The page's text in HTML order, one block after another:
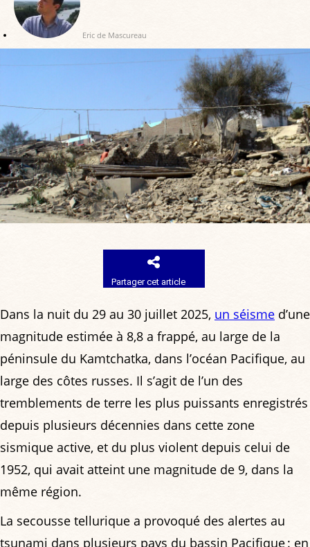
Eric de Mascureau
Partager cet article
Dans la nuit du 29 au 30 juillet 2025, un séisme d’une
magnitude estimée à 8,8 a frappé, au large de la
péninsule du Kamtchatka, dans l’océan Pacifique, au
large des côtes russes. Il s’agit de l’un des
tremblements de terre les plus puissants enregistrés
depuis plusieurs décennies dans cette zone
sismique active, et du plus violent depuis celui de
1952, qui avait atteint une magnitude de 9, dans la
même région.
La secousse tellurique a provoqué des alertes au
tsunami dans plusieurs pays du bassin Pacifique : en